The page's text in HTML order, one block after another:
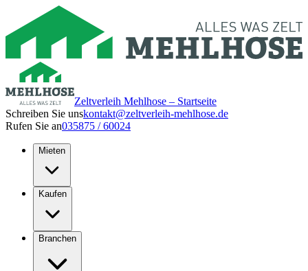
Zeltverleih Mehlhose – Startseite
Schreiben Sie unskontakt@zeltverleih-mehlhose.de
Rufen Sie an035875 / 60024
Mieten
Kaufen
Branchen